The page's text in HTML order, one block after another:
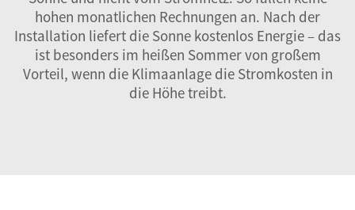
hohen monatlichen Rechnungen an. Nach der
Installation liefert die Sonne kostenlos Energie – das
ist besonders im heißen Sommer von großem
Vorteil, wenn die Klimaanlage die Stromkosten in
die Höhe treibt.